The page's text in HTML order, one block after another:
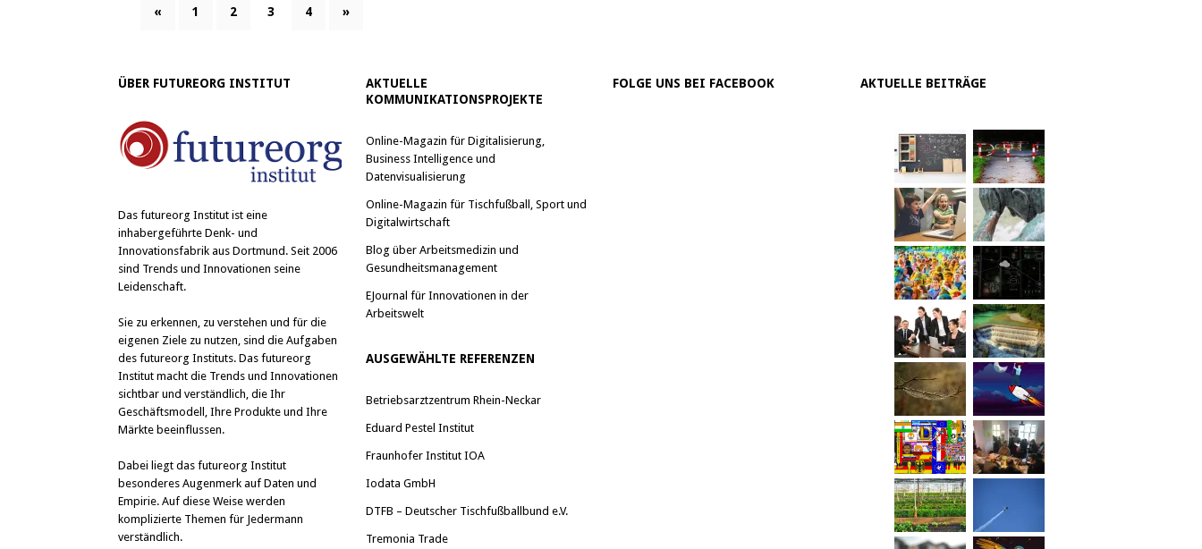
« 1 2 3 4 »
ÜBER FUTUREORG INSTITUT
Das futureorg Institut ist eine
inhabergeführte Denk- und
Innovationsfabrik aus Dortmund. Seit 2006
sind Trends und Innovationen seine
Leidenschaft.
Sie zu erkennen, zu verstehen und für die
eigenen Ziele zu nutzen, sind die Aufgaben
des futureorg Instituts. Das futureorg
Institut macht die Trends und Innovationen
sichtbar und verständlich, die Ihr
Geschäftsmodell, Ihre Produkte und Ihre
Märkte beeinflussen.
Dabei liegt das futureorg Institut
besonderes Augenmerk auf Daten und
Empirie. Auf diese Weise werden
komplizierte Themen für Jedermann
verständlich.
AKTUELLE
KOMMUNIKATIONSPROJEKTE
Online-Magazin für Digitalisierung,
Business Intelligence und
Datenvisualisierung
Online-Magazin für Tischfußball, Sport und
Digitalwirtschaft
Blog über Arbeitsmedizin und
Gesundheitsmanagement
EJournal für Innovationen in der
Arbeitswelt
AUSGEWÄHLTE REFERENZEN
Betriebsarztzentrum Rhein-Neckar
Eduard Pestel Institut
Fraunhofer Institut IOA
Iodata GmbH
DTFB – Deutscher Tischfußballbund e.V.
Tremonia Trade
FOLGE UNS BEI FACEBOOK AKTUELLE BEITRÄGE